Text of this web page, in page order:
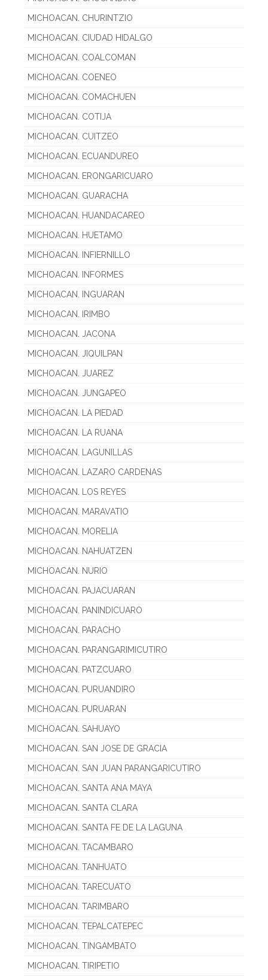
MICHOACAN. CHURINTZIO
MICHOACAN. CIUDAD HIDALGO
MICHOACAN. COALCOMAN
MICHOACAN. COENEO
MICHOACAN. COMACHUEN
MICHOACAN. COTIJA
MICHOACAN. CUITZEO
MICHOACAN. ECUANDUREO
MICHOACAN. ERONGARICUARO
MICHOACAN. GUARACHA
MICHOACAN. HUANDACAREO
MICHOACAN. HUETAMO
MICHOACAN. INFIERNILLO
MICHOACAN. INFORMES
MICHOACAN. INGUARAN
MICHOACAN. IRIMBO
MICHOACAN. JACONA
MICHOACAN. JIQUILPAN
MICHOACAN. JUAREZ
MICHOACAN. JUNGAPEO
MICHOACAN. LA PIEDAD
MICHOACAN. LA RUANA
MICHOACAN. LAGUNILLAS
MICHOACAN. LAZARO CARDENAS
MICHOACAN. LOS REYES
MICHOACAN. MARAVATIO
MICHOACAN. MORELIA
MICHOACAN. NAHUATZEN
MICHOACAN. NURIO
MICHOACAN. PAJACUARAN
MICHOACAN. PANINDICUARO
MICHOACAN. PARACHO
MICHOACAN. PARANGARIMICUTIRO
MICHOACAN. PATZCUARO
MICHOACAN. PURUANDIRO
MICHOACAN. PURUARAN
MICHOACAN. SAHUAYO
MICHOACAN. SAN JOSE DE GRACIA
MICHOACAN. SAN JUAN PARANGARICUTIRO
MICHOACAN. SANTA ANA MAYA
MICHOACAN. SANTA CLARA
MICHOACAN. SANTA FE DE LA LAGUNA
MICHOACAN. TACAMBARO
MICHOACAN. TANHUATO
MICHOACAN. TARECUATO
MICHOACAN. TARIMBARO
MICHOACAN. TEPALCATEPEC
MICHOACAN. TINGAMBATO
MICHOACAN. TIRIPETIO